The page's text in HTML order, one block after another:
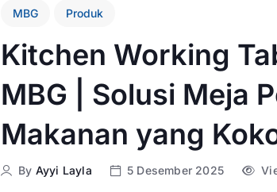
MBG Produk
Kitchen Working
MBG | Solusi Meja
Makanan yang
By Ayyi Layla 5 Desember 2025